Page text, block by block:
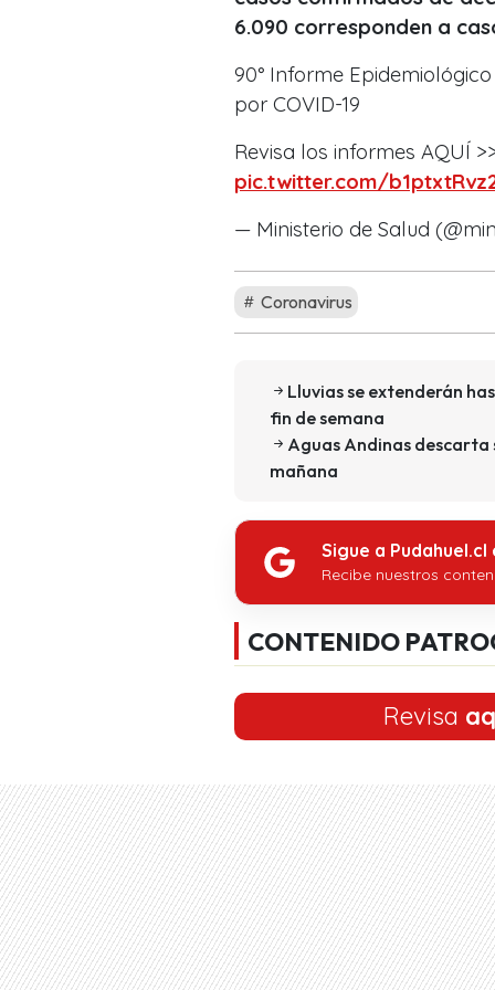
6.090 corresponden a
90° Informe
por COVID-19
Revisa los informes AQUÍ
pic.twitter.com/
— Ministerio de Salud
Coronavirus
Lluvias se extenderán
fin de semana
Aguas Andinas descarta
mañana
Sigue a
Recibe nuestros
CONTENIDO
Revisa